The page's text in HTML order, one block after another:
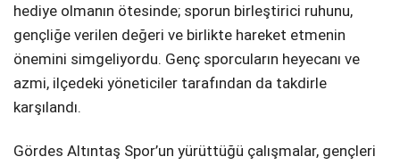
hediye olmanın ötesinde; sporun birleştirici ruhunu,
gençliğe verilen değeri ve birlikte hareket etmenin
önemini simgeliyordu. Genç sporcuların heyecanı ve
azmi, ilçedeki yöneticiler tarafından da takdirle
karşılandı.
Gördes Altıntaş Spor’un yürüttüğü çalışmalar, gençleri